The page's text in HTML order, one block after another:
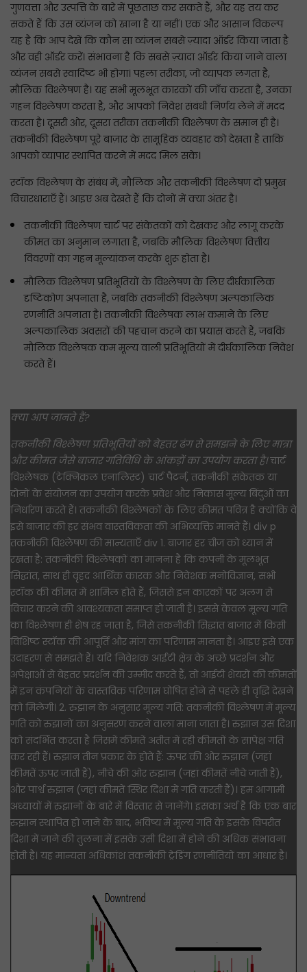
गुणवत्ता और उत्पत्ति के बारे में पूछताछ कर सकते हैं, और यह तय कर
सकते हैं कि उस व्यंजन को खाना है या नहीं। एक और आसान विकल्प
यह है कि आप देखें कि कौन सा व्यंजन सबसे ज़्यादा ऑर्डर किया जाता है
और वही ऑर्डर करें। संभावना है कि सबसे ज़्यादा ऑर्डर किया जाने वाला
व्यंजन सबसे स्वादिष्ट भी होगा। पहला तरीका, जो व्यापक लगता है,
मौलिक विश्लेषण है। यह सभी मूलभूत कारकों की जाँच करता है, उनका
गहन विश्लेषण करता है, और आपको निवेश संबंधी निर्णय लेने में मदद
करता है। दूसरी ओर, दूसरा तरीका तकनीकी विश्लेषण के समान ही है।
तकनीकी विश्लेषण पूरे बाज़ार के सामूहिक व्यवहार को देखता है ताकि
आपको व्यापार स्थापित करने में मदद मिल सके।
स्टॉक विश्लेषण के संबंध में, मौलिक और तकनीकी विश्लेषण दो प्रमुख
विचारधाराएँ हैं। आइए अब देखते हैं कि दोनों में क्या अंतर है।
तकनीकी विश्लेषण चार्ट पर संकेतकों को देखकर और लागू करके
कीमत का अनुमान लगाता है, जबकि मौलिक विश्लेषण वित्तीय
विवरणों का गहन मूल्यांकन करके शुरू होता है।
मौलिक विश्लेषण प्रतिभूतियों के विश्लेषण के लिए दीर्घकालिक
दृष्टिकोण अपनाता है, जबकि तकनीकी विश्लेषण अल्पकालिक
रणनीति अपनाता है। तकनीकी विश्लेषक लाभ कमाने के लिए
अल्पकालिक अवसरों की पहचान करने का प्रयास करते हैं, जबकि
मौलिक विश्लेषक कम मूल्य वाली प्रतिभूतियों में दीर्घकालिक निवेश
करते हैं।
क्या आप जानते हैं?
तकनीकी विश्लेषण प्रतिभूतियों को बेहतर ढंग से समझने के लिए मात्रा
और कीमत जैसे बाजार गतिविधि के आंकड़ों का उपयोग करता है।चार्ट
विश्लेषक (टेक्निकल एनालिस्ट) चार्ट पैटर्न, तकनीकी संकेतक या
दोनों के संयोजन का उपयोग करके प्रवेश और निकास मूल्य बिंदुओं का
निर्धारण करते हैं। तकनीकी विश्लेषकों के लिए कीमत पवित्र है क्योंकि वे
इसे बाजार की हर संभव वास्तविकता की अभिव्यक्ति मानते हैं। div p
तकनीकी विश्लेषण की मान्यताएँ div 1. बाजार हर चीज को ध्यान में
रखता है: तकनीकी विश्लेषकों का मानना ​​है कि कंपनी के मूलभूत
सिद्धांत, साथ ही वृहद आर्थिक कारक और निवेशक मनोविज्ञान, सभी
स्टॉक की कीमत में शामिल होते हैं, जिससे इन कारकों पर अलग से
विचार करने की आवश्यकता समाप्त हो जाती है। इससे केवल मूल्य गति
का विश्लेषण ही शेष रह जाता है, जिसे तकनीकी सिद्धांत बाजार में किसी
विशिष्ट स्टॉक की आपूर्ति और मांग का परिणाम मानता है। आइए इसे एक
उदाहरण से समझते हैं। यदि निवेशक आईटी क्षेत्र के अच्छे प्रदर्शन और
अपेक्षाओं से बेहतर प्रदर्शन की उम्मीद करते हैं, तो आईटी शेयरों की कीमतों
में इन कंपनियों के वास्तविक परिणाम घोषित होने से पहले ही वृद्धि देखने
को मिलेगी। 2. रुझान के अनुसार मूल्य गति: तकनीकी विश्लेषण में मूल्य
गति को रुझानों का अनुसरण करने वाला माना जाता है। रुझान उस दिशा
को संदर्भित करता है जिसमें कीमतें अतीत में रही कीमतों के सापेक्ष गति
कर रही हैं। रुझान तीन प्रकार के होते हैं: ऊपर की ओर रुझान (जहां
कीमतें ऊपर जाती हैं), नीचे की ओर रुझान (जहां कीमतें नीचे जाती हैं),
और पार्श्व रुझान (जहां कीमतें स्थिर दिशा में गति करती हैं)। हम आगामी
अध्यायों में रुझानों के बारे में विस्तार से जानेंगे। इसका अर्थ है कि एक बार
रुझान स्थापित हो जाने के बाद, भविष्य में मूल्य गति के इसके विपरीत
दिशा में जाने की तुलना में इसके उसी दिशा में होने की अधिक संभावना
होती है। यह मान्यता अधिकांश तकनीकी ट्रेडिंग रणनीतियों का आधार है।